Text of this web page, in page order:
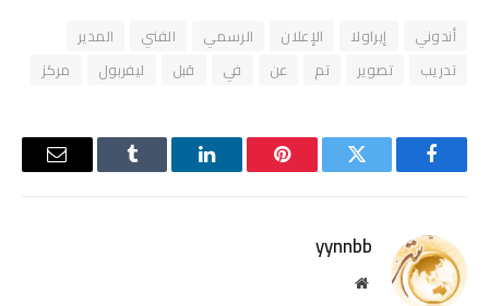
أندوني إيراولا الإعلان الرسمي الفني
المدير
تدريب
تصوير تم عن في قبل ليفربول مركز
فيسبوك تويتر بينتيريستلينكدإن Tumblr
البريد
yynnbb
موقع